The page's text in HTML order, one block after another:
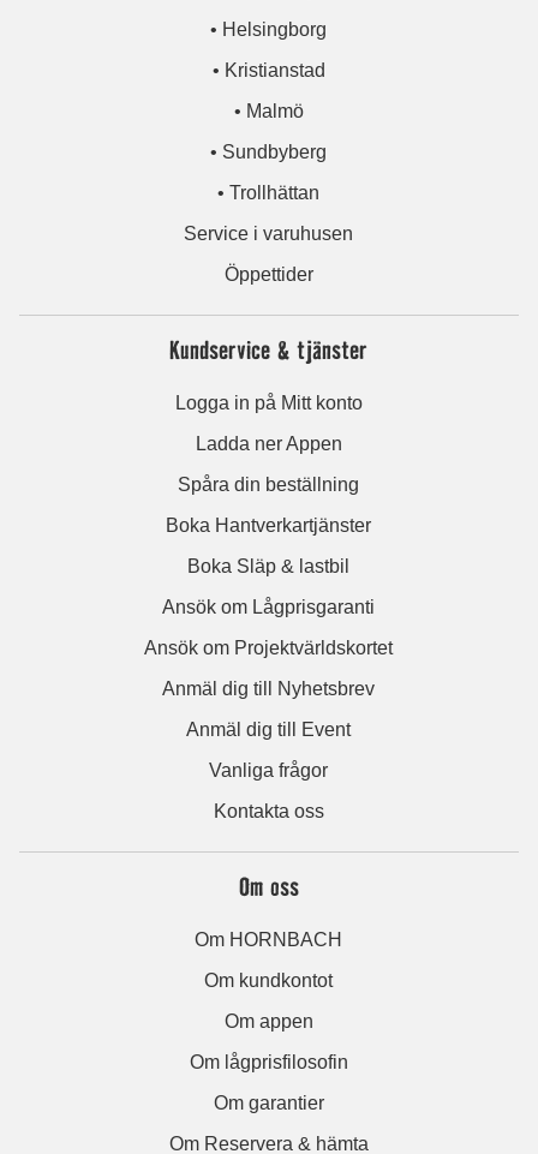
• Helsingborg
• Kristianstad
• Malmö
• Sundbyberg
• Trollhättan
Service i varuhusen
Öppettider
Kundservice & tjänster
Logga in på Mitt konto
Ladda ner Appen
Spåra din beställning
Boka Hantverkartjänster
Boka Släp & lastbil
Ansök om Lågprisgaranti
Ansök om Projektvärldskortet
Anmäl dig till Nyhetsbrev
Anmäl dig till Event
Vanliga frågor
Kontakta oss
Om oss
Om HORNBACH
Om kundkontot
Om appen
Om lågprisfilosofin
Om garantier
Om Reservera & hämta